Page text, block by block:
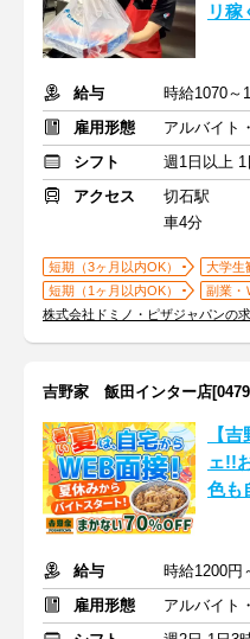
リ
給与
時給1070～
雇用形態
アルバイト
シフト
週1日以上
アクセス
切石駅
車4分
短期（3ヶ月以内OK） 大学生
短期（1ヶ月以内OK）
副業・
株式会社ドミノ・ピザジャパンの
吉野家 飯田インター店
【
ェ!!
色
給与
時給1200円
雇用形態
アルバイト